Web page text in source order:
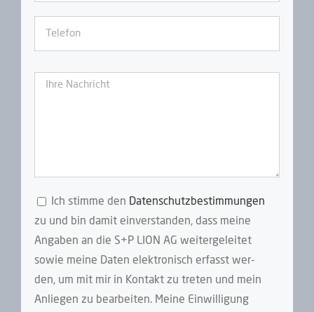
Ich stim­me den Daten­schutz­be­stim­mun­gen
zu und bin damit ein­ver­stan­den, dass mei­ne
Anga­ben an die S+P LION AG wei­ter­ge­lei­tet
sowie mei­ne Daten elek­tro­nisch erfasst wer­
den, um mit mir in Kon­takt zu tre­ten und mein
Anlie­gen zu bear­bei­ten. Mei­ne Ein­wil­li­gung